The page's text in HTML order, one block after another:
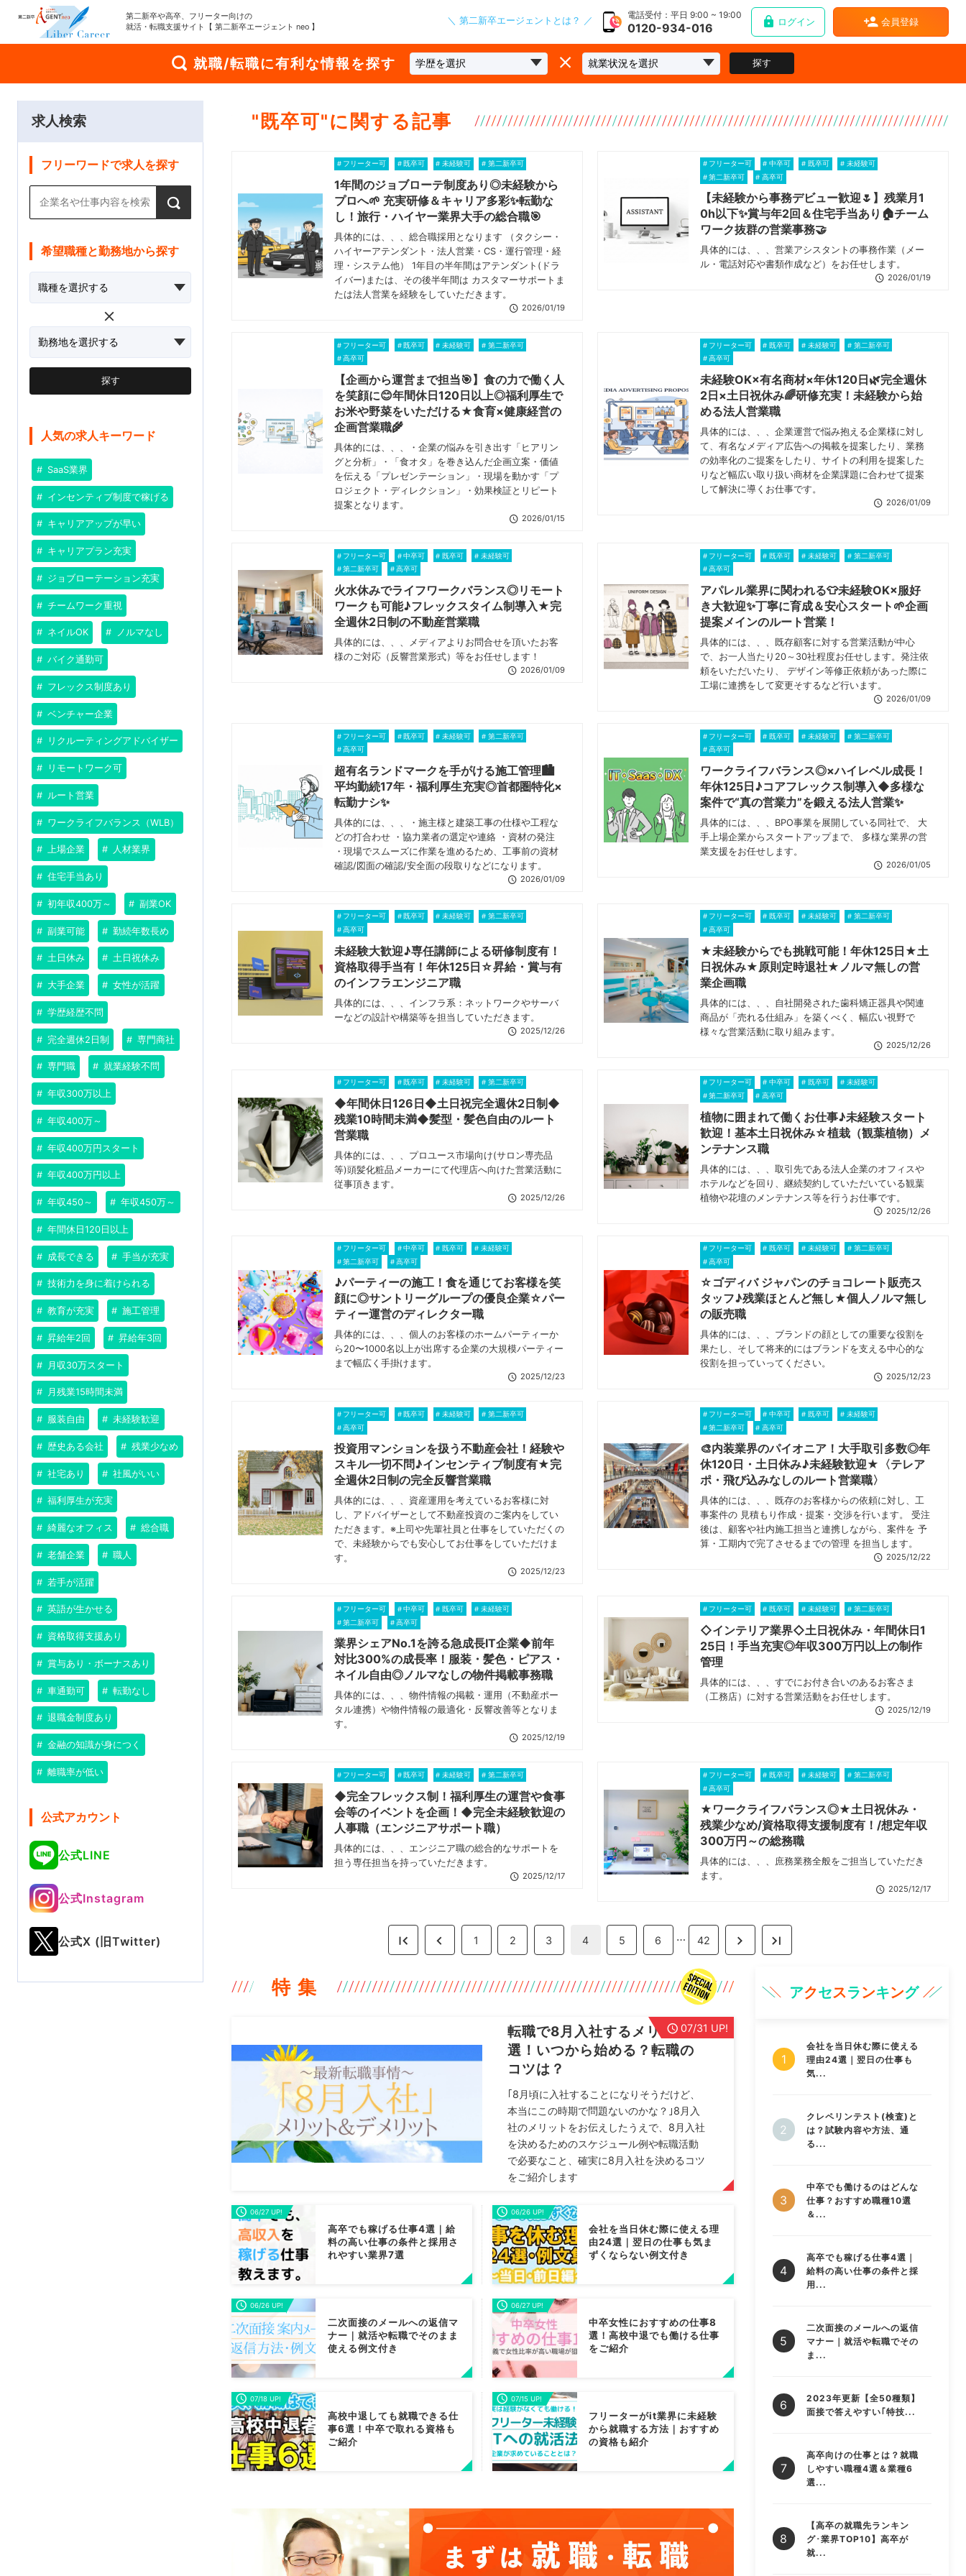
第二新卒や高卒、フリーター向けの
就活・転職支援サイト【 第二新卒エージェント neo 】
＼ 第二新卒エージェントとは？ ／ 電話受付：平日 9:00 ~ 19:00
0120-934-016 ログイン 会員登録
就職/転職に有利な情報を探す 探す
求人検索
フリーワードで求人を探す
希望職種と勤務地から探す
探す
人気の求人キーワード
SaaS業界
インセンティブ制度で稼げる
キャリアアップが早い
キャリアプラン充実
ジョブローテーション充実
チームワーク重視
ネイルOK ノルマなし
バイク通勤可
フレックス制度あり
ベンチャー企業
リクルーティングアドバイザー
リモートワーク可
ルート営業
ワークライフバランス（WLB）
上場企業 人材業界
住宅手当あり
初年収400万～ 副業OK
副業可能 勤続年数長め
土日休み 土日祝休み
大手企業 女性が活躍
学歴経歴不問
完全週休2日制 専門商社
専門職 就業経験不問
年収300万以上
年収400万～
年収400万円スタート
年収400万円以上
年収450～ 年収450万～
年間休日120日以上
成長できる 手当が充実
技術力を身に着けられる
教育が充実 施工管理
昇給年2回 昇給年3回
月収30万スタート
月残業15時間未満
服装自由 未経験歓迎
歴史ある会社 残業少なめ
社宅あり 社風がいい
福利厚生が充実
綺麗なオフィス 総合職
老舗企業 職人
若手が活躍
英語が生かせる
資格取得支援あり
賞与あり・ボーナスあり
車通勤可 転勤なし
退職金制度あり
金融の知識が身につく
離職率が低い
公式アカウント
公式LINE
公式Instagram
公式X (旧Twitter)
" 既卒可"に関する記事
フリーター可 既卒可 未経験可 第二新卒可
1年間のジョブローテ制度あり◎未経験から
プロへ🌱 充実研修＆キャリア多彩✨転勤な
し！旅行・ハイヤー業界大手の総合職🎯
具体的には、、、総合職採用となります （タクシー・
ハイヤーアテンダント・法人営業・CS・運行管理・経
理・システム他） 1年目の半年間はアテンダント(ドラ
イバー)または、その後半年間は カスタマーサポートま
たは法人営業を経験をしていただきます。
2026/01/19
フリーター可 中卒可 既卒可
未経験可
第二新卒可
高卒可
【未経験から事務デビュー歓迎🌷】残業月1
0h以下✨賞与年2回＆住宅手当あり🏠チーム
ワーク抜群の営業事務🤝
具体的には、、、営業アシスタントの事務作業（メー
ル・電話対応や書類作成など）をお任せします。
2026/01/19
フリーター可 既卒可 未経験可
第二新卒可
高卒可
【企画から運営まで担当🎯】食の力で働く人
を笑顔に😊年間休日120日以上◎福利厚生で
お米や野菜をいただける★食育×健康経営の
企画営業職🌾
具体的には、、、・企業の悩みを引き出す「ヒアリン
グと分析」・「食オタ」を巻き込んだ企画立案・価値
を伝える「プレゼンテーション」・現場を動かす「プ
ロジェクト・ディレクション」・効果検証とリピート
提案となります。
2026/01/15
フリーター可 既卒可 未経験可
第二新卒可
高卒可
未経験OK×有名商材×年休120日🌿完全週休
2日×土日祝休み🌈研修充実！未経験から始
める法人営業職
具体的には、、、企業運営で悩み抱える企業様に対し
て、有名なメディア広告への掲載を提案したり、業務
の効率化のご提案をしたり、サイトの利用を提案した
りなど幅広い取り扱い商材を企業課題に合わせて提案
して解決に導くお仕事です。
2026/01/09
フリーター可 中卒可 既卒可
未経験可
第二新卒可
高卒可
火水休みでライフワークバランス◎リモート
ワークも可能♪フレックスタイム制導入★完
全週休2日制の不動産営業職
具体的には、、、メディアよりお問合せを頂いたお客
様のご対応（反響営業形式）等をお任せします！
2026/01/09
フリーター可 既卒可 未経験可
第二新卒可
高卒可
アパレル業界に関われる👕未経験OK×服好
き大歓迎✨丁寧に育成＆安心スタート🌱企画
提案メインのルート営業！
具体的には、、、既存顧客に対する営業活動が中心
で、お一人当たり20～30社程度お任せします。発注依
頼をいただいたり、 デザイン等修正依頼があった際に
工場に連携をして変更そするなど行います。
2026/01/09
フリーター可 既卒可 未経験可
第二新卒可
高卒可
超有名ランドマークを手がける施工管理🏙️
平均勤続17年・福利厚生充実◎首都圏特化×
転勤ナシ✨
具体的には、、、・施主様と建築工事の仕様や工程な
どの打合わせ ・協力業者の選定や連絡 ・資材の発注
・現場でスムーズに作業を進めるため、工事前の資材
確認/図面の確認/安全面の段取りなどになります。
2026/01/09
フリーター可 既卒可 未経験可
第二新卒可
高卒可
ワークライフバランス◎×ハイレベル成長！
年休125日♪コアフレックス制導入◆多様な
案件で“真の営業力”を鍛える法人営業✨
具体的には、、、BPO事業を展開している同社で、 大
手上場企業からスタートアップまで、 多様な業界の営
業支援をお任せします。
2026/01/05
フリーター可 既卒可 未経験可
第二新卒可
高卒可
未経験大歓迎♪専任講師による研修制度有！
資格取得手当有！年休125日☆昇給・賞与有
のインフラエンジニア職
具体的には、、、インフラ系：ネットワークやサーバ
ーなどの設計や構築等を担当していただきます。
2025/12/26
フリーター可 既卒可 未経験可
第二新卒可
高卒可
★未経験からでも挑戦可能！年休125日★土
日祝休み★原則定時退社★ノルマ無しの営
業企画職
具体的には、、、自社開発された歯科矯正器具や関連
商品が「売れる仕組み」を築くべく、幅広い視野で
様々な営業活動に取り組みます。
2025/12/26
フリーター可 既卒可 未経験可 第二新卒可
◆年間休日126日◆土日祝完全週休2日制◆
残業10時間未満◆髪型・髪色自由のルート
営業職
具体的には、、、プロユース市場向け(サロン専売品
等)頭髪化粧品メーカーにて代理店へ向けた営業活動に
従事頂きます。
2025/12/26
フリーター可 中卒可 既卒可
未経験可
第二新卒可
高卒可
植物に囲まれて働くお仕事♪未経験スタート
歓迎！基本土日祝休み☆植栽（観葉植物）メ
ンテナンス職
具体的には、、、取引先である法人企業のオフィスや
ホテルなどを回り、継続契約していただいている観葉
植物や花壇のメンテナンス等を行うお仕事です。
2025/12/26
フリーター可 中卒可 既卒可
未経験可
第二新卒可
高卒可
♪パーティーの施工！食を通じてお客様を笑
顔に◎サントリーグループの優良企業☆パー
ティー運営のディレクター職
具体的には、、、個人のお客様のホームパーティーか
ら20〜1000名以上が出席する企業の大規模パーティー
まで幅広く手掛けます。
2025/12/23
フリーター可 既卒可 未経験可
第二新卒可
高卒可
☆ゴディバ ジャパンのチョコレート販売ス
タッフ♪残業ほとんど無し★個人ノルマ無し
の販売職
具体的には、、、ブランドの顔としての重要な役割を
果たし、そして将来的にはブランドを支える中心的な
役割を担っていってください。
2025/12/23
フリーター可 既卒可 未経験可
第二新卒可
高卒可
投資用マンションを扱う不動産会社！経験や
スキル一切不問♪インセンティブ制度有★完
全週休2日制の完全反響営業職
具体的には、、、資産運用を考えているお客様に対
し、アドバイザーとして不動産投資のご案内をしてい
ただきます。※上司や先輩社員と仕事をしていただくの
で、未経験からでも安心してお仕事をしていただけま
す。
2025/12/23
フリーター可 中卒可 既卒可
未経験可
第二新卒可
高卒可
🎨内装業界のパイオニア！大手取引多数◎年
休120日・土日休み♪未経験歓迎★〈テレア
ポ・飛び込みなしのルート営業職〉
具体的には、、、既存のお客様からの依頼に対し、工
事案件の 見積もり作成・提案・交渉を行います。 受注
後は、顧客や社内施工担当と連携しながら、案件を 予
算・工期内で完了させるまでの管理 を担当します。
2025/12/22
フリーター可 中卒可 既卒可
未経験可
第二新卒可
高卒可
業界シェアNo.1を誇る急成長IT企業◆前年
対比300%の成長率！服装・髪色・ピアス・
ネイル自由◎ノルマなしの物件掲載事務職
具体的には、、、物件情報の掲載・運用（不動産ポー
タル連携）や物件情報の最適化・反響改善等となりま
す。
2025/12/19
フリーター可 既卒可 未経験可 第二新卒可
◇インテリア業界◇土日祝休み・年間休日1
25日！手当充実◎年収300万円以上の制作
管理
具体的には、、、すでにお付き合いのあるお客さま
（工務店）に対する営業活動をお任せします。
2025/12/19
フリーター可 既卒可 未経験可 第二新卒可
◆完全フレックス制！福利厚生の運営や食事
会等のイベントを企画！◆完全未経験歓迎の
人事職（エンジニアサポート職）
具体的には、、、エンジニア職の総合的なサポートを
担う専任担当を持っていただきます。
2025/12/17
フリーター可 既卒可 未経験可
第二新卒可
高卒可
★ワークライフバランス◎★土日祝休み・
残業少なめ/資格取得支援制度有！/想定年収
300万円～の総務職
具体的には、、、庶務業務全般をご担当していただき
ます。
2025/12/17
1 2 3 4 5 6 … 42
特 集
転職で8月入社するメリット3
選！いつから始める？転職の
コツは？
｢8月頃に入社することになりそうだけど、
本当にこの時期で問題ないのかな？｣8月入
社のメリットをお伝えしたうえで、8月入社
を決めるためのスケジュール例や転職活動
で必要なこと、確実に8月入社を決めるコツ
をご紹介します
07/31 UP!
高卒でも稼げる仕事4選｜給
料の高い仕事の条件と採用さ
れやすい業界7選
06/27 UP!
会社を当日休む際に使える理
由24選｜翌日の仕事も気ま
ずくならない例文付き
06/26 UP!
二次面接のメールへの返信マ
ナー｜就活や転職でそのまま
使える例文付き
06/26 UP!
中卒女性におすすめの仕事8
選！高校中退でも働ける仕事
をご紹介
06/27 UP!
高校中退しても就職できる仕
事6選！中卒で取れる資格も
ご紹介
07/18 UP!
フリーターがit業界に未経験
から就職する方法｜おすすめ
の資格も紹介
07/15 UP!
アクセスランキング
会社を当日休む際に使える
理由24選｜翌日の仕事も
気...
クレペリンテスト(検査)と
は？試験内容や方法、通
る...
中卒でも働けるのはどんな
仕事？おすすめ職種10選
＆...
高卒でも稼げる仕事4選｜
給料の高い仕事の条件と採
用...
二次面接のメールへの返信
マナー｜就活や転職でその
ま...
2023年更新【全50種類】
面接で答えやすい｢特技...
高卒向けの仕事とは？就職
しやすい職種4選＆業種6
選...
【高卒の就職先ランキン
グ･業界TOP10】高卒が
就...